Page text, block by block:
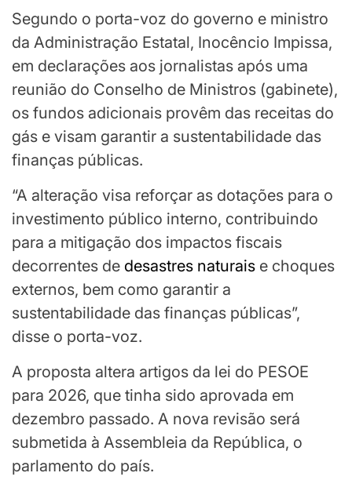
Segundo o porta-voz do governo e ministro
da Administração Estatal, Inocêncio Impissa,
em declarações aos jornalistas após uma
reunião do Conselho de Ministros (gabinete),
os fundos adicionais provêm das receitas do
gás e visam garantir a sustentabilidade das
finanças públicas.
“A alteração visa reforçar as dotações para o
investimento público interno, contribuindo
para a mitigação dos impactos fiscais
decorrentes de desastres naturais e choques
externos, bem como garantir a
sustentabilidade das finanças públicas”,
disse o porta-voz.
A proposta altera artigos da lei do PESOE
para 2026, que tinha sido aprovada em
dezembro passado. A nova revisão será
submetida à Assembleia da República, o
parlamento do país.